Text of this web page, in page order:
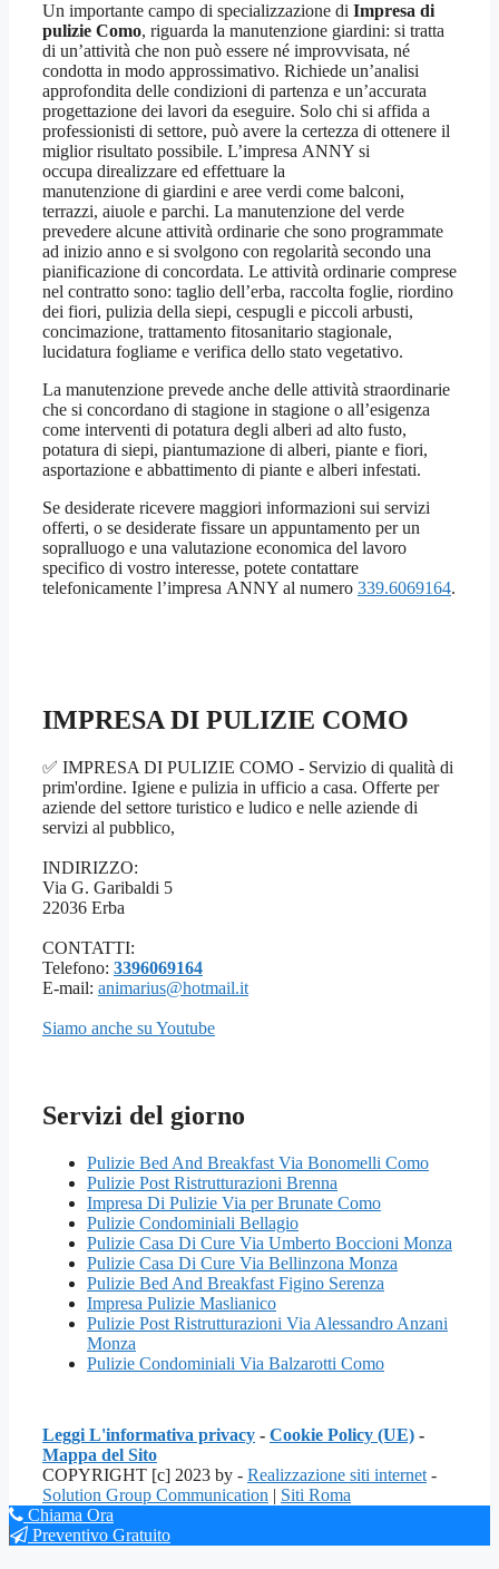
Un importante campo di specializzazione di Impresa di
pulizie Como, riguarda la manutenzione giardini: si tratta
di un’attività che non può essere né improvvisata, né
condotta in modo approssimativo. Richiede un’analisi
approfondita delle condizioni di partenza e un’accurata
progettazione dei lavori da eseguire. Solo chi si affida a
professionisti di settore, può avere la certezza di ottenere il
miglior risultato possibile. L’impresa ANNY si
occupa direalizzare ed effettuare la
manutenzione di giardini e aree verdi come balconi,
terrazzi, aiuole e parchi. La manutenzione del verde
prevedere alcune attività ordinarie che sono programmate
ad inizio anno e si svolgono con regolarità secondo una
pianificazione di concordata. Le attività ordinarie comprese
nel contratto sono: taglio dell’erba, raccolta foglie, riordino
dei fiori, pulizia della siepi, cespugli e piccoli arbusti,
concimazione, trattamento fitosanitario stagionale,
lucidatura fogliame e verifica dello stato vegetativo.
La manutenzione prevede anche delle attività straordinarie
che si concordano di stagione in stagione o all’esigenza
come interventi di potatura degli alberi ad alto fusto,
potatura di siepi, piantumazione di alberi, piante e fiori,
asportazione e abbattimento di piante e alberi infestati.
Se desiderate ricevere maggiori informazioni sui servizi
offerti, o se desiderate fissare un appuntamento per un
sopralluogo e una valutazione economica del lavoro
specifico di vostro interesse, potete contattare
telefonicamente l’impresa ANNY al numero 339.6069164.
IMPRESA DI PULIZIE COMO
✅ IMPRESA DI PULIZIE COMO - Servizio di qualità di
prim'ordine. Igiene e pulizia in ufficio a casa. Offerte per
aziende del settore turistico e ludico e nelle aziende di
servizi al pubblico,
INDIRIZZO:
Via G. Garibaldi 5
22036 Erba
CONTATTI:
Telefono: 3396069164
E-mail: animarius@hotmail.it
Siamo anche su Youtube
Servizi del giorno
Pulizie Bed And Breakfast Via Bonomelli Como
Pulizie Post Ristrutturazioni Brenna
Impresa Di Pulizie Via per Brunate Como
Pulizie Condominiali Bellagio
Pulizie Casa Di Cure Via Umberto Boccioni Monza
Pulizie Casa Di Cure Via Bellinzona Monza
Pulizie Bed And Breakfast Figino Serenza
Impresa Pulizie Maslianico
Pulizie Post Ristrutturazioni Via Alessandro Anzani
Monza
Pulizie Condominiali Via Balzarotti Como
Leggi L'informativa privacy - Cookie Policy (UE) -
Mappa del Sito
COPYRIGHT [c] 2023 by - Realizzazione siti internet -
Solution Group Communication | Siti Roma
Chiama Ora
Preventivo Gratuito